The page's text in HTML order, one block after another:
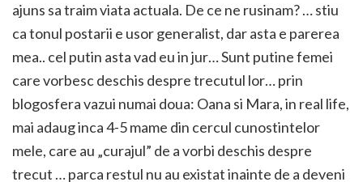
ajuns sa traim viata actuala. De ce ne rusinam? … stiu
ca tonul postarii e usor generalist, dar asta e parerea
mea.. cel putin asta vad eu in jur… Sunt putine femei
care vorbesc deschis despre trecutul lor… prin
blogosfera vazui numai doua: Oana si Mara, in real life,
mai adaug inca 4-5 mame din cercul cunostintelor
mele, care au „curajul” de a vorbi deschis despre
trecut … parca restul nu au existat inainte de a deveni